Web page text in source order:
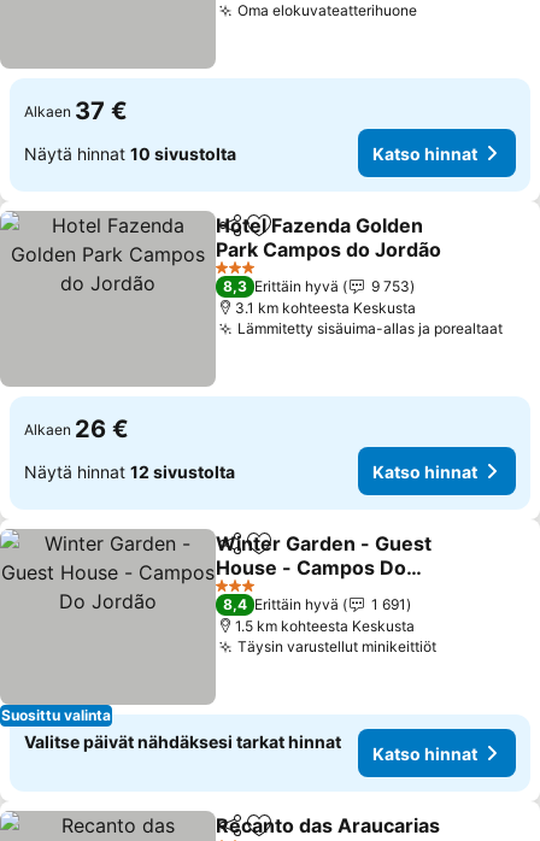
Oma elokuvateatterihuone
Alkaen 37 €
Näytä hinnat 10 sivustolta Katso hinnat
Jaa Lisää suosikkeihin
Hotel Fazenda Golden
Park Campos do Jordão
3 Tähtiluokitus
8,3 Erittäin hyvä
9 753
3.1 km kohteesta Keskusta
Lämmitetty sisäuima-allas ja porealtaat
Alkaen 26 €
Näytä hinnat 12 sivustolta Katso hinnat
Suosittu valinta
Jaa Lisää suosikkeihin
Winter Garden - Guest
House - Campos Do
Jordão
3 Tähtiluokitus
8,4 Erittäin hyvä
1 691
1.5 km kohteesta Keskusta
Täysin varustellut minikeittiöt
Valitse päivät nähdäksesi tarkat hinnat
Katso hinnat
Jaa
Recanto das Araucarias